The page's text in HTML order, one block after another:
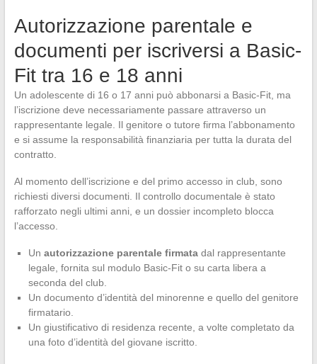
Autorizzazione parentale e
documenti per iscriversi a Basic-
Fit tra 16 e 18 anni
Un adolescente di 16 o 17 anni può abbonarsi a Basic-Fit, ma
l’iscrizione deve necessariamente passare attraverso un
rappresentante legale. Il genitore o tutore firma l’abbonamento
e si assume la responsabilità finanziaria per tutta la durata del
contratto.
Al momento dell’iscrizione e del primo accesso in club, sono
richiesti diversi documenti. Il controllo documentale è stato
rafforzato negli ultimi anni, e un dossier incompleto blocca
l’accesso.
Un autorizzazione parentale firmatadal rappresentante
legale, fornita sul modulo Basic-Fit o su carta libera a
seconda del club.
Un documento d’identità del minorenne e quello del genitore
firmatario.
Un giustificativo di residenza recente, a volte completato da
una foto d’identità del giovane iscritto.